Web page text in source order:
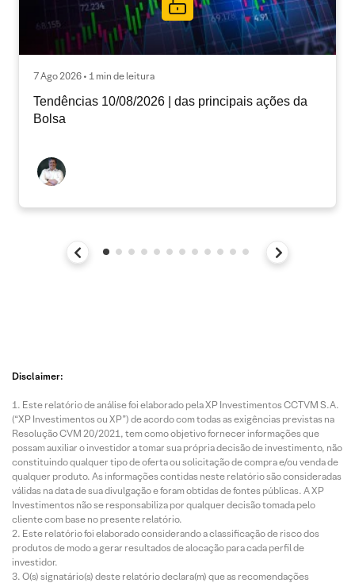
7 Ago 2026 • 1 min de leitura
Tendências 10/08/2026 | das principais ações da
Bolsa
Disclaimer:
Este relatório de análise foi elaborado pela XP Investimentos CCTVM S.A.
(“XP Investimentos ou XP”) de acordo com todas as exigências previstas na
Resolução CVM 20/2021, tem como objetivo fornecer informações que
possam auxiliar o investidor a tomar sua própria decisão de investimento, não
constituindo qualquer tipo de oferta ou solicitação de compra e/ou venda de
qualquer produto. As informações contidas neste relatório são consideradas
válidas na data de sua divulgação e foram obtidas de fontes públicas. A XP
Investimentos não se responsabiliza por qualquer decisão tomada pelo
cliente com base no presente relatório.
Este relatório foi elaborado considerando a classificação de risco dos
produtos de modo a gerar resultados de alocação para cada perfil de
investidor.
O(s) signatário(s) deste relatório declara(m) que as recomendações